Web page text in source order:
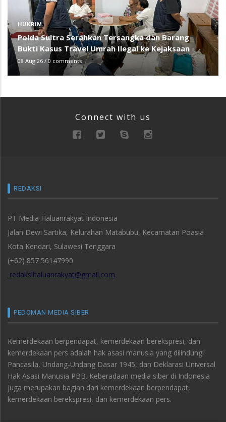
HUKRIM
Polda Sultra Serahkan Tersangka dan Barang
Bukti Kasus Travel Umrah Ilegal ke Kejaksaan
08 Aug 26 / 0 comments
Connect with us
REDAKSI
PT Media Haluanrakyat Indonesia
Jalan Dewi Sartika, Kelurahan Matabubu, Kecamatan Poasia
Kota Kendari, Sulawesi Tenggara
(+62) 857 56147990
redaksihaluanrakyat@gmail.com
PEDOMAN MEDIA SIBER
Kemerdekaan berpendapat, kemerdekaan berekspresi, dan
kemerdekaan pers adalah hak asasi manusia yang dilindungi
Pancasila, Undang-Undang Dasar 1945, dan Deklarasi Universal
Hak Asasi Manusia PBB. Keberadaan media siber di Indonesia
juga merupakan bagian dari kemerdekaan berpendapat,
kemerdekaan berekspresi, dan kemerdekaan pers.